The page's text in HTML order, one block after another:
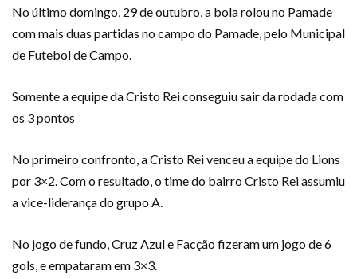
No último domingo, 29 de outubro, a bola rolou no Pamade
com mais duas partidas no campo do Pamade, pelo Municipal
de Futebol de Campo.
Somente a equipe da Cristo Rei conseguiu sair da rodada com
os 3 pontos
No primeiro confronto, a Cristo Rei venceu a equipe do Lions
por 3×2. Com o resultado, o time do bairro Cristo Rei assumiu
a vice-liderança do grupo A.
No jogo de fundo, Cruz Azul e Facção fizeram um jogo de 6
gols, e empataram em 3×3.